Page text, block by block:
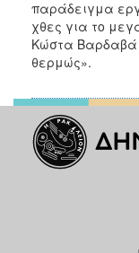
2006
ΤΟΠΟΣ
ΠΟΛΙΤΙΣΜΟΣ
παράδειγμα
χθες για το
Κώστα Βαρδαβά
θερμώς».